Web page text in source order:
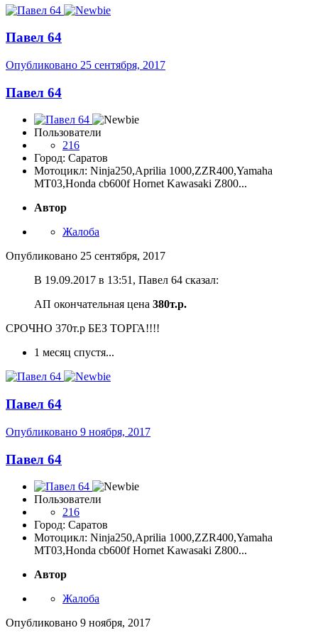
Павел 64
Опубликовано 25 сентября, 2017
Павел 64
Пользователи
216
Город: Саратов
Мотоцикл: Ninja250,Aprilia 1000,ZZR400,Yamaha
MT03,Honda cb600f Hornet Kawasaki Z800...
Автор
Жалоба
Опубликовано 25 сентября, 2017
В 19.09.2017 в 13:51, Павел 64 сказал:
АП окончательная цена 380т.р.
СРОЧНО 370т.р БЕЗ ТОРГА!!!!
1 месяц спустя...
Павел 64
Опубликовано 9 ноября, 2017
Павел 64
Пользователи
216
Город: Саратов
Мотоцикл: Ninja250,Aprilia 1000,ZZR400,Yamaha
MT03,Honda cb600f Hornet Kawasaki Z800...
Автор
Жалоба
Опубликовано 9 ноября, 2017